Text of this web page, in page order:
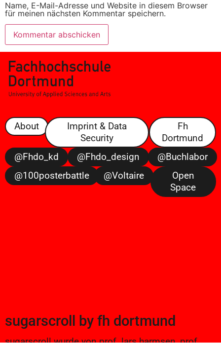
Name, E-Mail-Adresse und Website in diesem Browser
für meinen nächsten Kommentar speichern.
About
Imprint & Data
Security
Fh
Dortmund
@fhdo_kd
@fhdo_design
@buchlabor
@100posterbattle
@voltaire
Open
Space
sugarscroll by fh dortmund
sugarscroll wurde von prof. lars harmsen, prof.